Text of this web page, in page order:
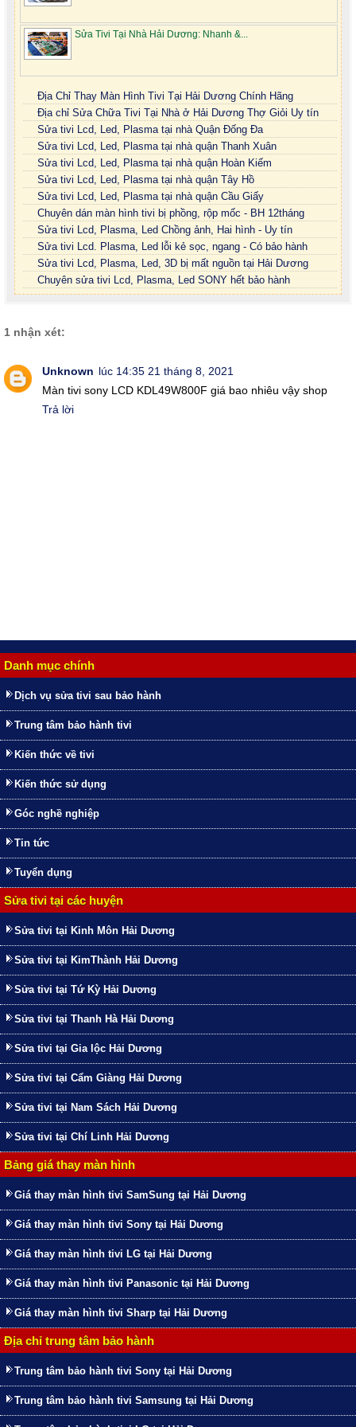
Danh mục chính
Dịch vụ sửa tivi sau bảo hành
Trung tâm bảo hành tivi
Kiến thức về tivi
Kiến thức sử dụng
Góc nghề nghiệp
Tin tức
Tuyển dụng
Sửa tivi tại các huyện
Sửa tivi tại Kinh Môn Hải Dương
Sửa tivi tại KimThành Hải Dương
Sửa tivi tại Tứ Kỳ Hải Dương
Sửa tivi tại Thanh Hà Hải Dương
Sửa tivi tại Gia lộc Hải Dương
Sửa tivi tại Cẩm Giàng Hải Dương
Sửa tivi tại Nam Sách Hải Dương
Sửa tivi tại Chí Linh Hải Dương
Bảng giá thay màn hình
Giá thay màn hình tivi SamSung tại Hải Dương
Giá thay màn hình tivi Sony tại Hải Dương
Giá thay màn hình tivi LG tại Hải Dương
Giá thay màn hình tivi Panasonic tại Hải Dương
Giá thay màn hình tivi Sharp tại Hải Dương
Địa chỉ trung tâm bảo hành
Trung tâm bảo hành tivi Sony tại Hải Dương
Trung tâm bảo hành tivi Samsung tại Hải Dương
Sửa Tivi Tại Nhà Hải Dương: Nhanh &...
Địa Chỉ Thay Màn Hình Tivi Tại Hải Dương Chính Hãng
Địa chỉ Sửa Chữa Tivi Tại Nhà ở Hải Dương Thợ Giỏi Uy tín
Sửa tivi Lcd, Led, Plasma tại nhà Quận Đống Đa
Sửa tivi Lcd, Led, Plasma tại nhà quận Thanh Xuân
Sửa tivi Lcd, Led, Plasma tại nhà quận Hoàn Kiếm
Sửa tivi Lcd, Led, Plasma tại nhà quận Tây Hồ
Sửa tivi Lcd, Led, Plasma tại nhà quận Cầu Giấy
Chuyên dán màn hình tivi bị phồng, rộp mốc - BH 12tháng
Sửa tivi Lcd, Plasma, Led Chồng ảnh, Hai hình - Uy tín
Sửa tivi Lcd. Plasma, Led lỗi kẻ sọc, ngang - Có bảo hành
Sửa tivi Lcd, Plasma, Led, 3D bị mất nguồn tại Hải Dương
Chuyên sửa tivi Lcd, Plasma, Led SONY hết bảo hành
1 nhận xét:
Unknown lúc 14:35 21 tháng 8, 2021
Màn tivi sony LCD KDL49W800F giá bao nhiêu vậy shop
Trả lời